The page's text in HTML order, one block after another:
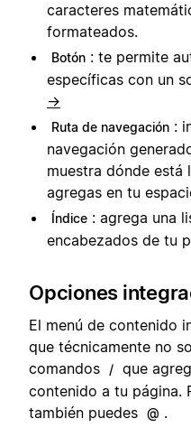
caracteres
formateados.
Botón : te permite
específicas con un
→
Ruta de navegación :
navegación
muestra dónde está
agregas en tu
Índice : agrega una
encabezados de tu
Opciones
El menú de contenido
que técnicamente no
comandos
/ que
contenido a tu página.
también puedes @ .